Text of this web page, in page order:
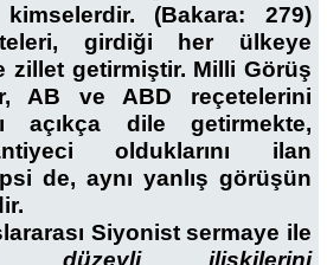
(Bakara: 279)
girdiği her ülkeye
zillet getirmiştir. Milli Görüş
AB ve ABD reçetelerini
açıkça dile getirmekte,
olduklarını ilan
de, aynı yanlış görüşün
Siyonist sermaye ile
düzeyli ilişkilerini